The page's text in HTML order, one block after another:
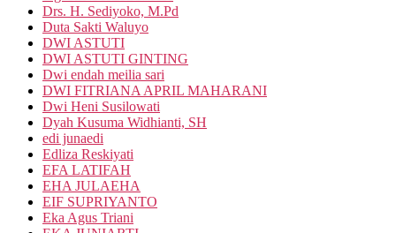
Drs. H. Sediyoko, M.Pd
Duta Sakti Waluyo
DWI ASTUTI
DWI ASTUTI GINTING
Dwi endah meilia sari
DWI FITRIANA APRIL MAHARANI
Dwi Heni Susilowati
Dyah Kusuma Widhianti, SH
edi junaedi
Edliza Reskiyati
EFA LATIFAH
EHA JULAEHA
EIF SUPRIYANTO
Eka Agus Triani